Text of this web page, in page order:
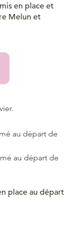
en place et
Melun et
au départ de
au départ de
place au départ